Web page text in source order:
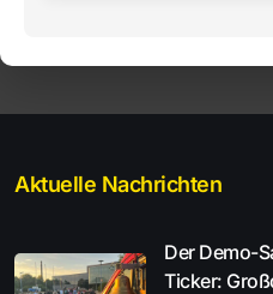
Aktuelle Nachrichten
Der Demo-
Ticker: